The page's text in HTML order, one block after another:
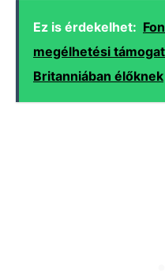
Ez is érdekelhet:
megélhetési
Britanniában élőknek